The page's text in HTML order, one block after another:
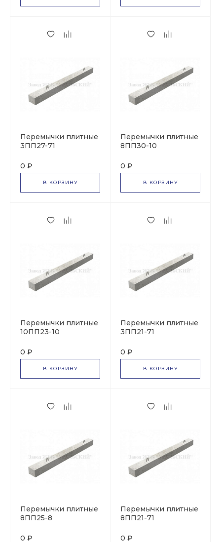
Перемычки плитные
3ПП27-71
0 ₽
В КОРЗИНУ
Перемычки плитные
8ПП30-10
0 ₽
В КОРЗИНУ
Перемычки плитные
10ПП23-10
0 ₽
В КОРЗИНУ
Перемычки плитные
3ПП21-71
0 ₽
В КОРЗИНУ
Перемычки плитные
8ПП25-8
0 ₽
Перемычки плитные
8ПП21-71
0 ₽